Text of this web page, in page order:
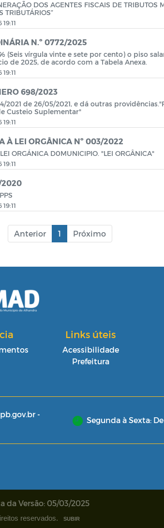
DOS AGENTES FISCAIS DE TRIBUTOS
TRIBUTÁRIOS”
N.º 0772/2025
(Seis vírgula vinte e sete por cento) o piso
Magistério para o exercício de 2025, de acordo com a Tabela Anexa.
698/2023
2021 de 26/05/2021, e dá outras
Custeio Suplementar"
À LEI ORGÂNICA Nº 003/2022
ORGÁNICA D0MUNICIPIO. "LEI ORGÂNICA"
2020
Anterior 1 Próximo
Links úteis
Acessibilidade
Prefeitura
-
Segunda à Sexta:
da Versão: 05/03/2025
reservados. SUBIR